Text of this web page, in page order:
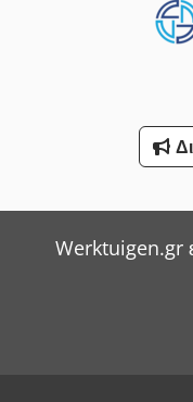
Sack & Kiesselbach
Werner &
Witzig & Frank
Wurster & Dietz
Yale Picker
Werktuigen.gr